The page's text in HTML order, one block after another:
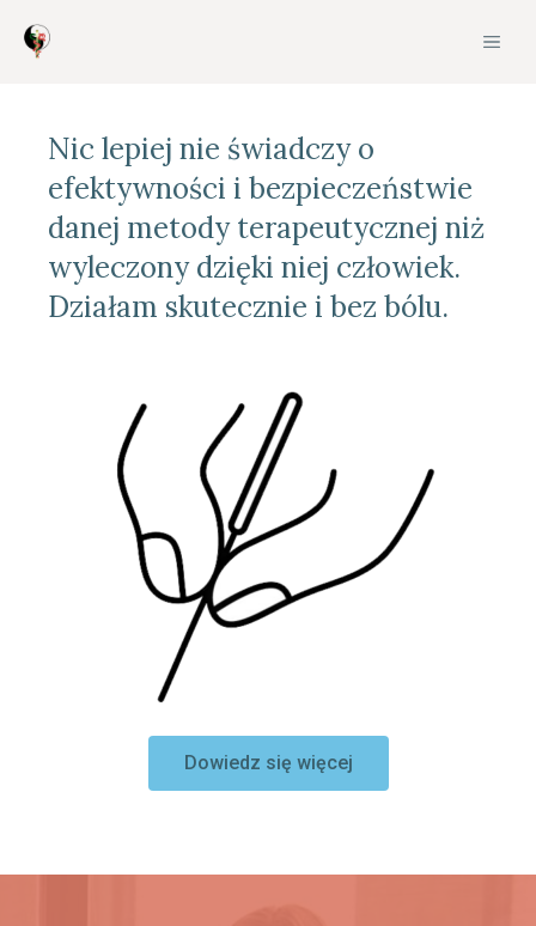
Nic lepiej nie świadczy o
efektywności i bezpieczeństwie
danej metody terapeutycznej niż
wyleczony dzięki niej człowiek.
Działam skutecznie i bez bólu.
Dowiedz się więcej